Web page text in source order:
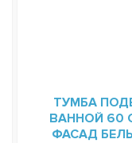
ТУМБА
ВАННОЙ 60
ФАСАД